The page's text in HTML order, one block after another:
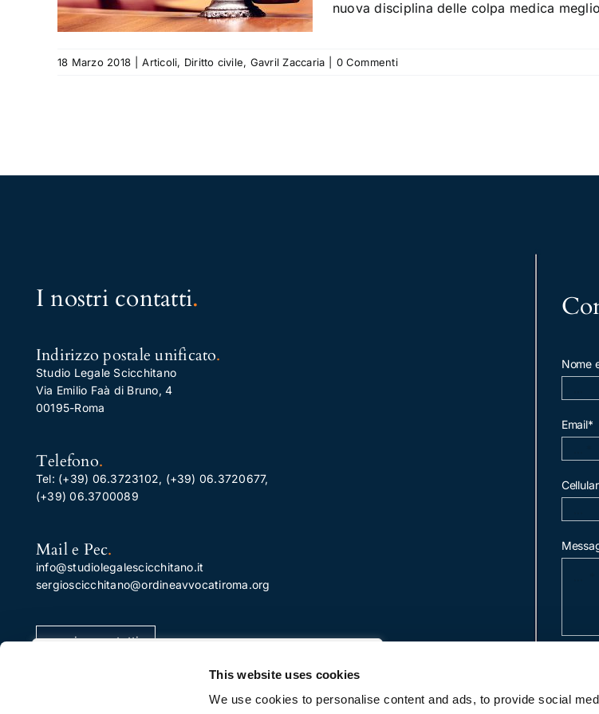
This website uses cookies
We use cookies to personalise content and ads, to provide social
Utilizziamo i cookie per migliorare la tua esperienza di
nuova disciplina delle colpa medica
18 Marzo 2018 Articoli, Diritto civile, Gavril Zaccaria 0 Commenti
I nostri contatti.
Indirizzo postale unificato.
Studio Legale Scicchitano
Via Emilio Faà di Bruno, 4
00195-Roma
Telefono.
Tel: (+39) 06.3723102, (+39) 06.3720677,
(+39) 06.3700089
Mail e Pec.
info@studiolegalescicchitano.it
sergioscicchitano@ordineavvocatiroma.org
pagina contatti
Nome
Email*